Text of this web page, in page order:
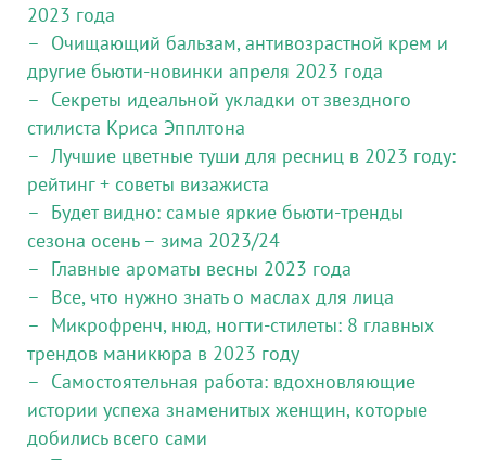
2023 года
Очищающий бальзам, антивозрастной крем и
другие бьюти-новинки апреля 2023 года
Секреты идеальной укладки от звездного
стилиста Криса Эпплтона
Лучшие цветные туши для ресниц в 2023 году:
рейтинг + советы визажиста
Будет видно: самые яркие бьюти-тренды
сезона осень – зима 2023/24
Главные ароматы весны 2023 года
Все, что нужно знать о маслах для лица
Микрофренч, нюд, ногти-стилеты: 8 главных
трендов маникюра в 2023 году
Самостоятельная работа: вдохновляющие
истории успеха знаменитых женщин, которые
добились всего сами